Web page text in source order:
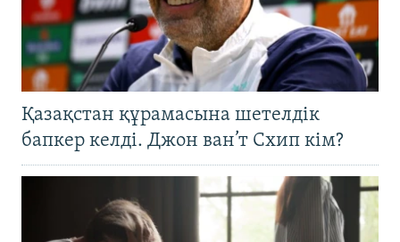
Қазақстан құрамасына шетелдік
бапкер келді. Джон ван’т Схип кім?